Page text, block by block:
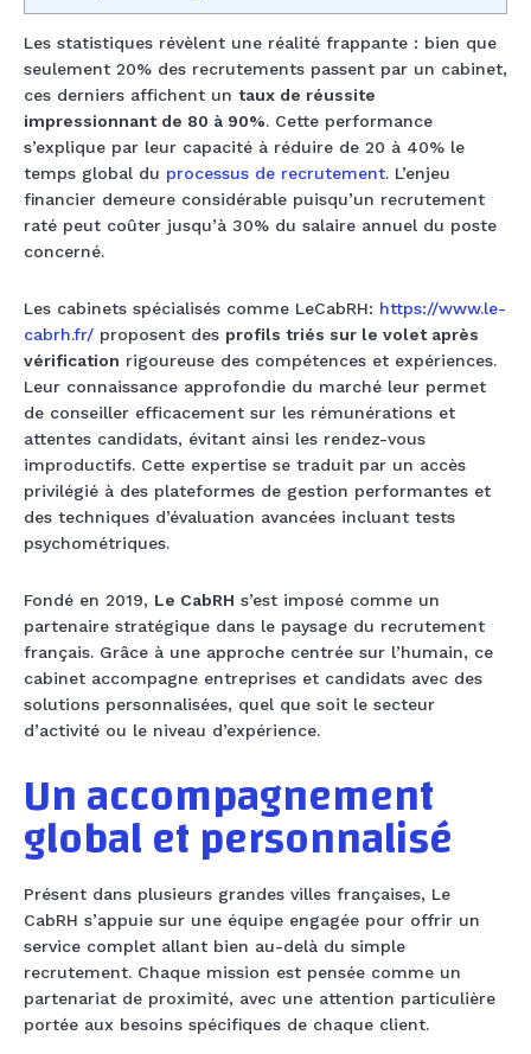
Les statistiques révèlent une réalité frappante : bien que
seulement 20% des recrutements passent par un cabinet,
ces derniers affichent un taux de réussite
impressionnant de 80 à 90%. Cette performance
s’explique par leur capacité à réduire de 20 à 40% le
temps global du processus de recrutement. L’enjeu
financier demeure considérable puisqu’un recrutement
raté peut coûter jusqu’à 30% du salaire annuel du poste
concerné.
Les cabinets spécialisés comme LeCabRH: https://www.le-
cabrh.fr/ proposent des profils triés sur le volet après
vérification rigoureuse des compétences et expériences.
Leur connaissance approfondie du marché leur permet
de conseiller efficacement sur les rémunérations et
attentes candidats, évitant ainsi les rendez-vous
improductifs. Cette expertise se traduit par un accès
privilégié à des plateformes de gestion performantes et
des techniques d’évaluation avancées incluant tests
psychométriques.
Fondé en 2019, Le CabRH s’est imposé comme un
partenaire stratégique dans le paysage du recrutement
français. Grâce à une approche centrée sur l’humain, ce
cabinet accompagne entreprises et candidats avec des
solutions personnalisées, quel que soit le secteur
d’activité ou le niveau d’expérience.
Un accompagnement
global et personnalisé
Présent dans plusieurs grandes villes françaises, Le
CabRH s’appuie sur une équipe engagée pour offrir un
service complet allant bien au-delà du simple
recrutement. Chaque mission est pensée comme un
partenariat de proximité, avec une attention particulière
portée aux besoins spécifiques de chaque client.